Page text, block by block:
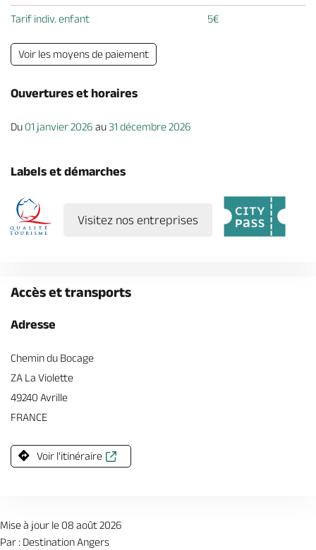
Tarif indiv. enfant 5€
Voir les moyens de paiement
Ouvertures et horaires
Du 01 janvier 2026 au31 décembre 2026
Labels et démarches
Visitez nos entreprises
Accès et transports
Adresse
Chemin du Bocage
ZA La Violette
49240 Avrille
FRANCE
Voir l'itinéraire
Mise à jour le 08 août 2026
Par : Destination Angers